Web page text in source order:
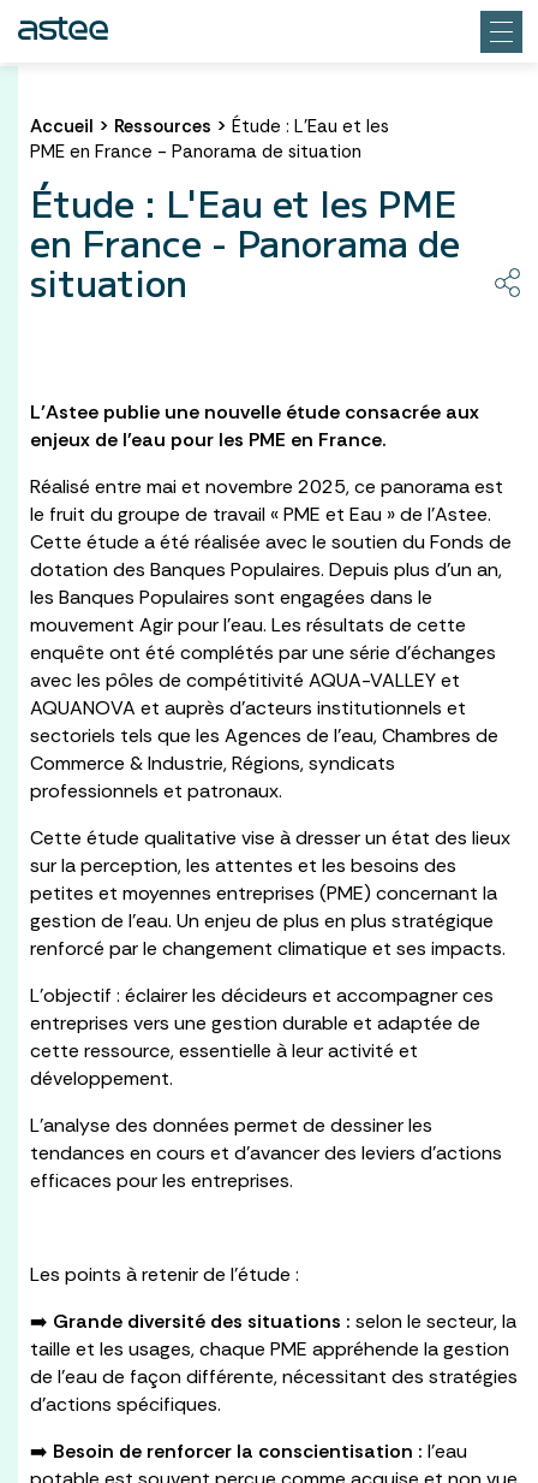
Accueil > Ressources > Étude : L'Eau et les
PME en France - Panorama de situation
Étude : L'Eau et les PME
en France - Panorama de
situation
L’Astee publie une nouvelle étude consacrée aux
enjeux de l’eau pour les PME en France.
Réalisé entre mai et novembre 2025, ce panorama est
le fruit du groupe de travail « PME et Eau » de l’Astee.
Cette étude a été réalisée avec le soutien du Fonds de
dotation des Banques Populaires. Depuis plus d’un an,
les Banques Populaires sont engagées dans le
mouvement Agir pour l’eau. Les résultats de cette
enquête ont été complétés par une série d’échanges
avec les pôles de compétitivité AQUA-VALLEY et
AQUANOVA et auprès d’acteurs institutionnels et
sectoriels tels que les Agences de l’eau, Chambres de
Commerce & Industrie, Régions, syndicats
professionnels et patronaux.
Cette étude qualitative vise à dresser un état des lieux
sur la perception, les attentes et les besoins des
petites et moyennes entreprises (PME) concernant la
gestion de l’eau. Un enjeu de plus en plus stratégique
renforcé par le changement climatique et ses impacts.
L’objectif : éclairer les décideurs et accompagner ces
entreprises vers une gestion durable et adaptée de
cette ressource, essentielle à leur activité et
développement.
L’analyse des données permet de dessiner les
tendances en cours et d’avancer des leviers d’actions
efficaces pour les entreprises.
Les points à retenir de l’étude :
➡️ Grande diversité des situations : selon le secteur, la
taille et les usages, chaque PME appréhende la gestion
de l’eau de façon différente, nécessitant des stratégies
d’actions spécifiques.
➡️ Besoin de renforcer la conscientisation : l’eau